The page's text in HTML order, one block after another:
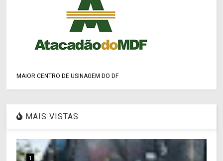
MAIOR CENTRO DE USINAGEM DO DF
MAIS VISTAS
1